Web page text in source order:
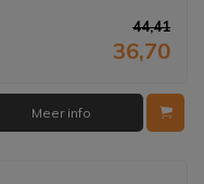
44,41
36,70
Meer info